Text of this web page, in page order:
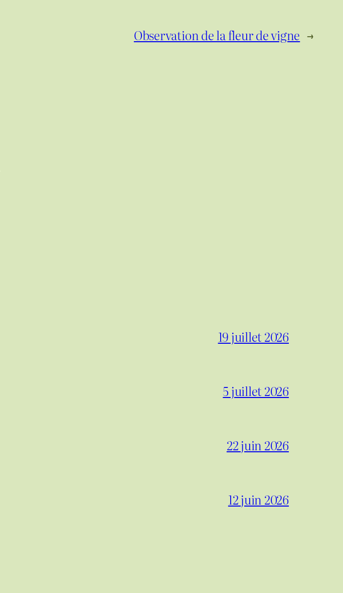
Observation de la fleur de vigne →
19 juillet 2026
5 juillet 2026
22 juin 2026
12 juin 2026